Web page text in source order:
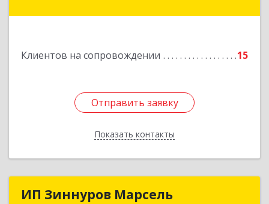
Клиентов на сопровождении 15
Отправить заявку
Показать контакты
Отправить заявку
Назад
ИП Зиннуров Марсель
ИП Зиннуров Марсель